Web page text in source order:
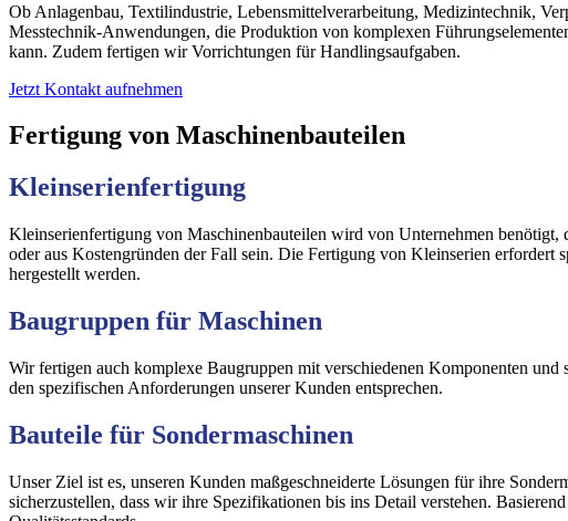
Ob Anlagenbau, Textilindustrie, Lebensmittelverarbeitung, Medizintechnik,
Messtechnik-Anwendungen, die Produktion von komplexen
kann. Zudem fertigen wir Vorrichtungen für Handlingsaufgaben.
Jetzt Kontakt aufnehmen
Fertigung von Maschinenbauteilen
Kleinserienfertigung
Kleinserienfertigung von Maschinenbauteilen wird von Unternehmen
oder aus Kostengründen der Fall sein. Die Fertigung von Kleinserien erfordert
hergestellt werden.
Baugruppen für Maschinen
Wir fertigen auch komplexe Baugruppen mit verschiedenen Komponenten und
den spezifischen Anforderungen unserer Kunden entsprechen.
Bauteile für Sondermaschinen
Unser Ziel ist es, unseren Kunden maßgeschneiderte Lösungen für ihre
sicherzustellen, dass wir ihre Spezifikationen bis ins Detail verstehen.